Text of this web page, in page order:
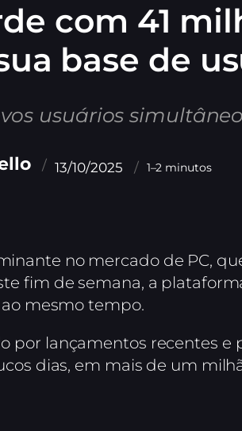
com 41
base de
usuários
13/10/2025 1–2 minutos
no mercado de PC,
fim de semana, a
mesmo tempo.
por lançamentos recentes e
dias, em mais de um